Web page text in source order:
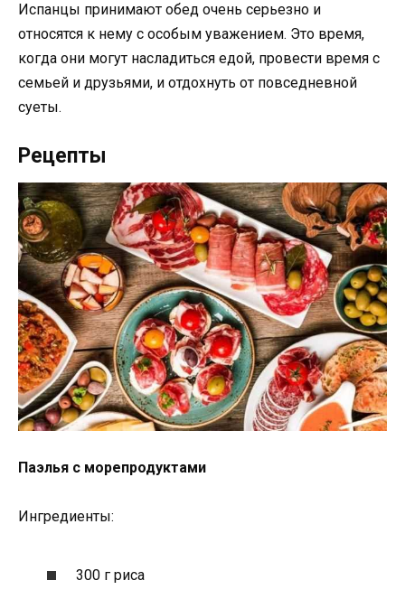
Испанцы принимают обед очень серьезно и
относятся к нему с особым уважением. Это время,
когда они могут насладиться едой, провести время с
семьей и друзьями, и отдохнуть от повседневной
суеты.
Рецепты
Паэлья с морепродуктами
Ингредиенты:
300 г риса